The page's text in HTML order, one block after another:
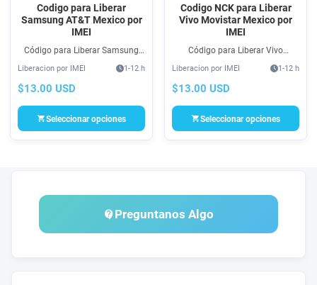
Codigo para Liberar
Samsung AT&T Mexico por
IMEI
Código para Liberar Samsung
contrato Cambio de Operadora
100% seguro. Compra ahora tu
Liberacion por IMEI 1-12 h
$13.00 USD
Seleccionar opciones
Codigo NCK para Liberar
Vivo Movistar Mexico por
IMEI
Código para Liberar Vivo
Operadora GSM. Compra Unlock
SIM por Código NCK para Vivo
Liberacion por IMEI 1-12 h
$13.00 USD
Seleccionar opciones
Preguntanos Algo